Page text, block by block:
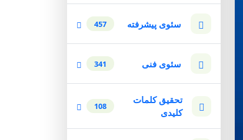
سئوی پیشرفته 457
سئوی فنی 341
تحقیق کلمات
کلیدی
108